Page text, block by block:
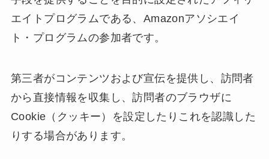
エイトプログラムである、Amazonアソシエイ
ト・プログラムの参加者です。
第三者がコンテンツおよび宣伝を提供し、訪問者
から直接情報を収集し、訪問者のブラウザに
Cookie（クッキー）を設定したりこれを認識した
りする場合があります。